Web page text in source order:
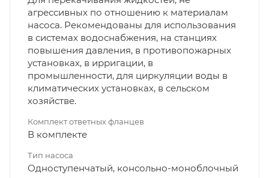
агрессивных по отношению к материалам
насоса. Рекомендованы для использования
в системах водоснабжения, на станциях
повышения давления, в противопожарных
установках, в ирригации, в
промышленности, для циркуляции воды в
климатических установках, в сельском
хозяйстве.
Комплект ответных фланцев
В комплекте
Тип насоса
Одноступенчатый, консольно-моноблочный